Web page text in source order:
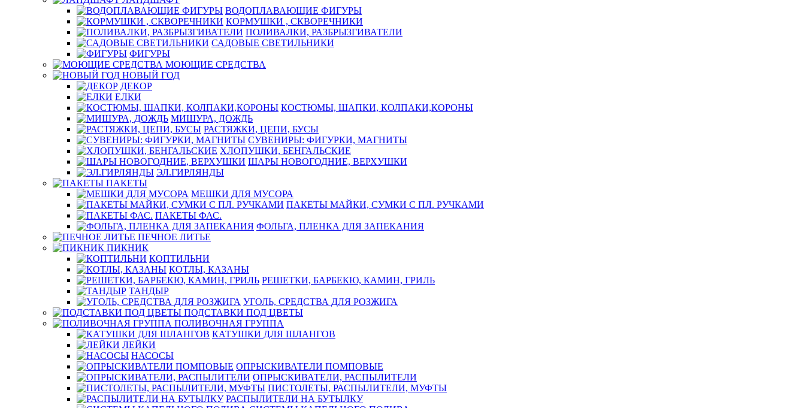
ВОДОПЛАВАЮЩИЕ ФИГУРЫ
КОРМУШКИ , СКВОРЕЧНИКИ
ПОЛИВАЛКИ, РАЗБРЫЗГИВАТЕЛИ
САДОВЫЕ СВЕТИЛЬНИКИ
ФИГУРЫ
МОЮЩИЕ СРЕДСТВА
НОВЫЙ ГОД
ДЕКОР
ЕЛКИ
КОСТЮМЫ, ШАПКИ, КОЛПАКИ,КОРОНЫ
МИШУРА, ДОЖДЬ
РАСТЯЖКИ, ЦЕПИ, БУСЫ
СУВЕНИРЫ: ФИГУРКИ, МАГНИТЫ
ХЛОПУШКИ, БЕНГАЛЬСКИЕ
ШАРЫ НОВОГОДНИЕ, ВЕРХУШКИ
ЭЛ.ГИРЛЯНДЫ
ПАКЕТЫ
МЕШКИ ДЛЯ МУСОРА
ПАКЕТЫ МАЙКИ, СУМКИ С ПЛ. РУЧКАМИ
ПАКЕТЫ ФАС.
ФОЛЬГА, ПЛЕНКА ДЛЯ ЗАПЕКАНИЯ
ПЕЧНОЕ ЛИТЬЕ
ПИКНИК
КОПТИЛЬНИ
КОТЛЫ, КАЗАНЫ
РЕШЕТКИ, БАРБЕКЮ, КАМИН, ГРИЛЬ
ТАНДЫР
УГОЛЬ, СРЕДСТВА ДЛЯ РОЗЖИГА
ПОДСТАВКИ ПОД ЦВЕТЫ
ПОЛИВОЧНАЯ ГРУППА
КАТУШКИ ДЛЯ ШЛАНГОВ
ЛЕЙКИ
НАСОСЫ
ОПРЫСКИВАТЕЛИ ПОМПОВЫЕ
ОПРЫСКИВАТЕЛИ, РАСПЫЛИТЕЛИ
ПИСТОЛЕТЫ, РАСПЫЛИТЕЛИ, МУФТЫ
РАСПЫЛИТЕЛИ НА БУТЫЛКУ